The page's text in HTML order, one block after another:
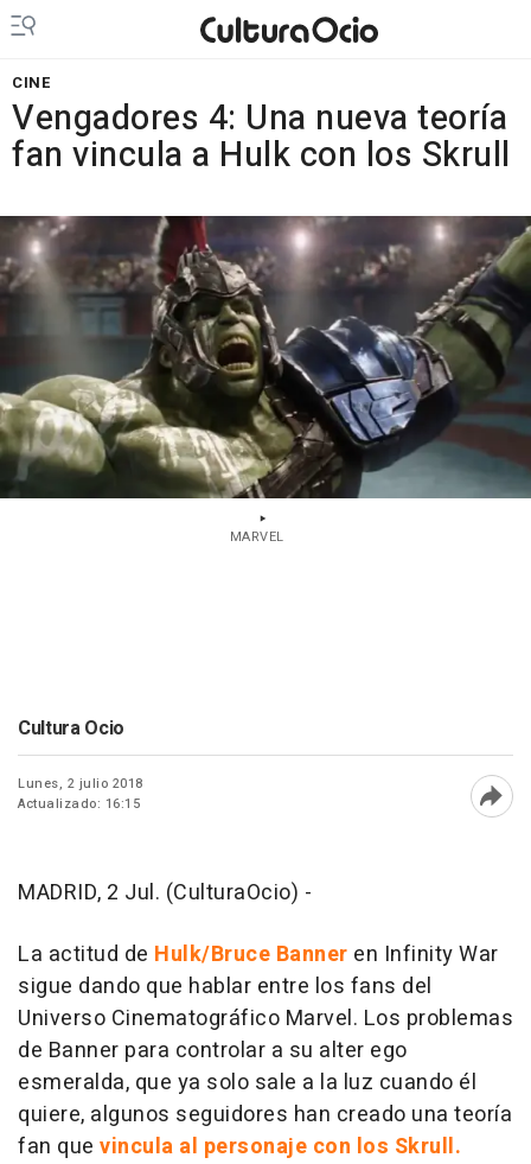
CINE
Vengadores 4: Una nueva teoría
fan vincula a Hulk con los Skrull
MARVEL
Cultura Ocio
Lunes, 2 julio 2018
Actualizado: 16:15
MADRID, 2 Jul. (CulturaOcio) -
La actitud de Hulk/Bruce Banner en Infinity War
sigue dando que hablar entre los fans del
Universo Cinematográfico Marvel. Los problemas
de Banner para controlar a su alter ego
esmeralda, que ya solo sale a la luz cuando él
quiere, algunos seguidores han creado una teoría
fan que vincula al personaje con los Skrull.